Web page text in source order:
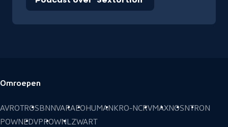
Voettekst
Omroepen
AVROTROS BNNVARAEO HUMAN KRO-NCRVMAXNOS NTRON
POWNEDVPROWNLZWART